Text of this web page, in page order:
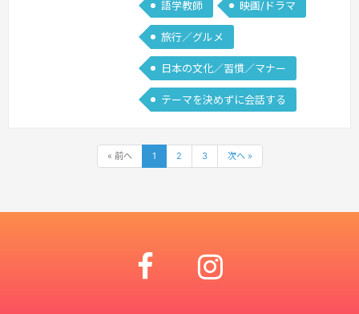
語学教師 映画/ドラマ
旅行／グルメ
日本の文化／習慣／マナー
テーマを決めずに会話する
« 前へ 1 2 3 次へ »